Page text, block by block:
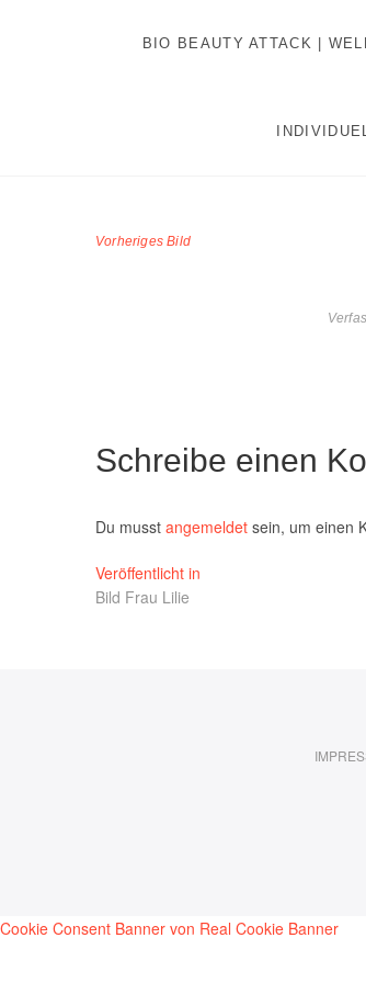
BIO BEAUTY ATTACK |
Vorheriges Bild
Schreibe einen
Du musst angemeldet sein, um einen
Beitragsnavigation
Veröffentlicht in
Bild Frau Lilie
Cookie Consent Banner von Real Cookie Banner